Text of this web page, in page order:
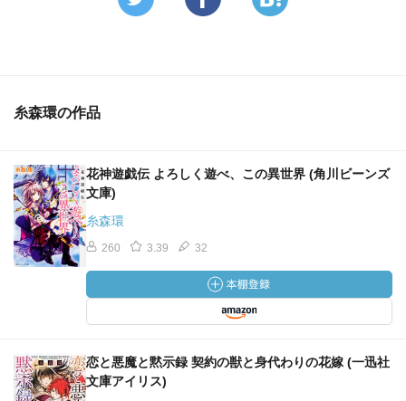
糸森環の作品
花神遊戯伝 よろしく遊べ、この異世界 (角川ビーンズ
文庫)
糸森環
260 3.39 32
恋と悪魔と黙示録 契約の獣と身代わりの花嫁 (一迅社
文庫アイリス)